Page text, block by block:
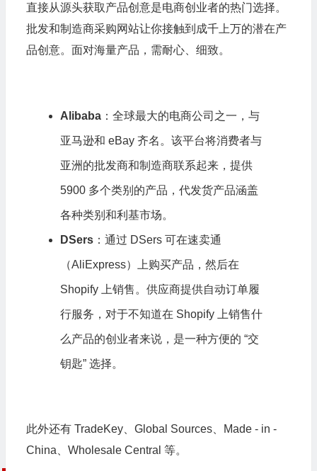
直接从源头获取产品创意是电商创业者的热门选择。
批发和制造商采购网站让你接触到成千上万的潜在产
品创意。面对海量产品，需耐心、细致。
Alibaba：全球最大的电商公司之一，与
亚马逊和 eBay 齐名。该平台将消费者与
亚洲的批发商和制造商联系起来，提供
5900 多个类别的产品，代发货产品涵盖
各种类别和利基市场。
DSers：通过 DSers 可在速卖通
（AliExpress）上购买产品，然后在
Shopify 上销售。供应商提供自动订单履
行服务，对于不知道在 Shopify 上销售什
么产品的创业者来说，是一种方便的 “交
钥匙” 选择。
此外还有 TradeKey、Global Sources、Made - in -
China、Wholesale Central 等。